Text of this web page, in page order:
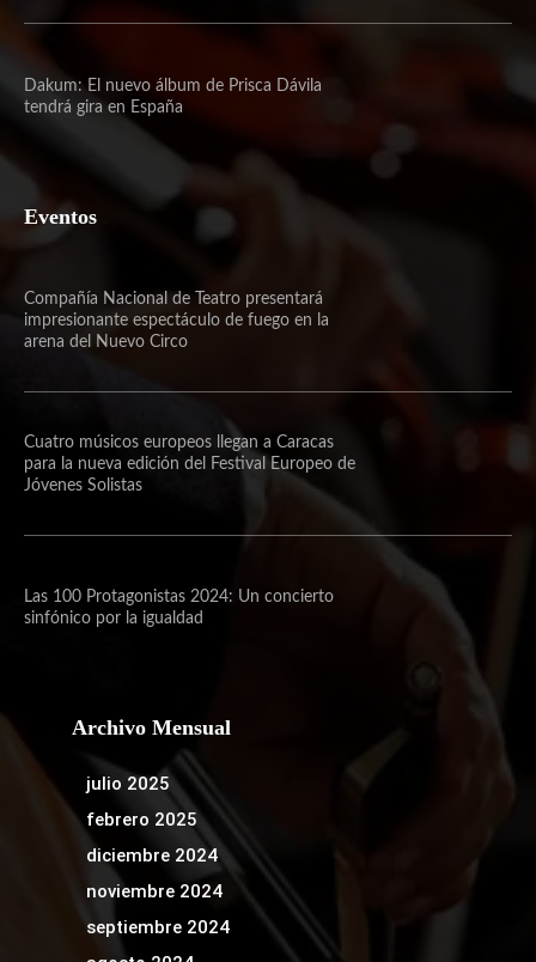
Dakum: El nuevo álbum de Prisca Dávila
tendrá gira en España
Eventos
Compañía Nacional de Teatro presentará
impresionante espectáculo de fuego en la
arena del Nuevo Circo
Cuatro músicos europeos llegan a Caracas
para la nueva edición del Festival Europeo de
Jóvenes Solistas
Las 100 Protagonistas 2024: Un concierto
sinfónico por la igualdad
Archivo Mensual
julio 2025
febrero 2025
diciembre 2024
noviembre 2024
septiembre 2024